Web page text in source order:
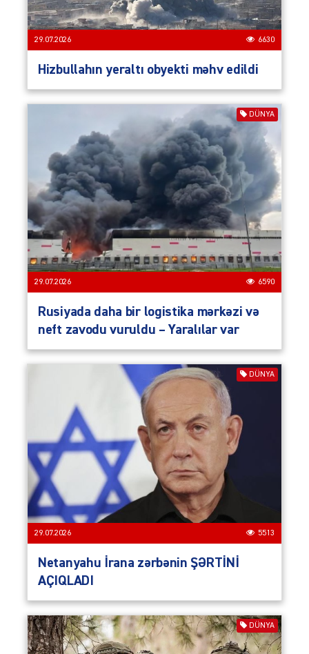
29.07.2026 6630
Hizbullahın yeraltı obyekti məhv edildi
DÜNYA
29.07.2026 6590
Rusiyada daha bir logistika mərkəzi və
neft zavodu vuruldu – Yaralılar var
DÜNYA
29.07.2026 5513
Netanyahu İrana zərbənin ŞƏRTİNİ
AÇIQLADI
DÜNYA